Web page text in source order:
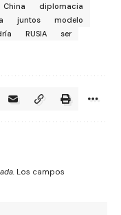
China
diplomacia
juntos
modelo
RUSIA
ser
Los campos